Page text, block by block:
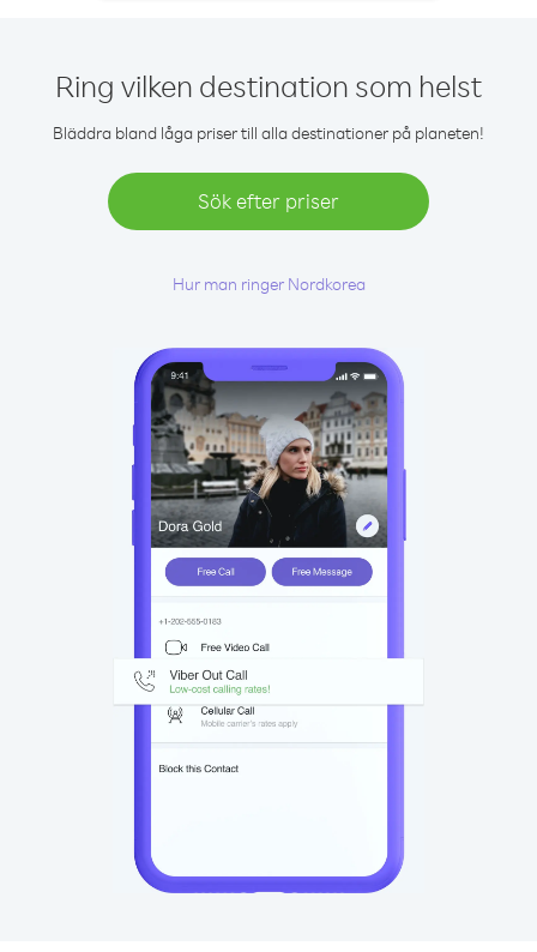
Ring vilken destination som helst
Bläddra bland låga priser till alla destinationer på planeten!
Sök efter priser
Hur man ringer Nordkorea